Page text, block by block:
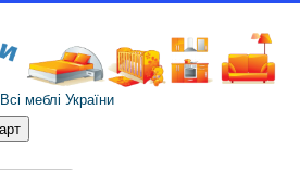
Всі меблі України